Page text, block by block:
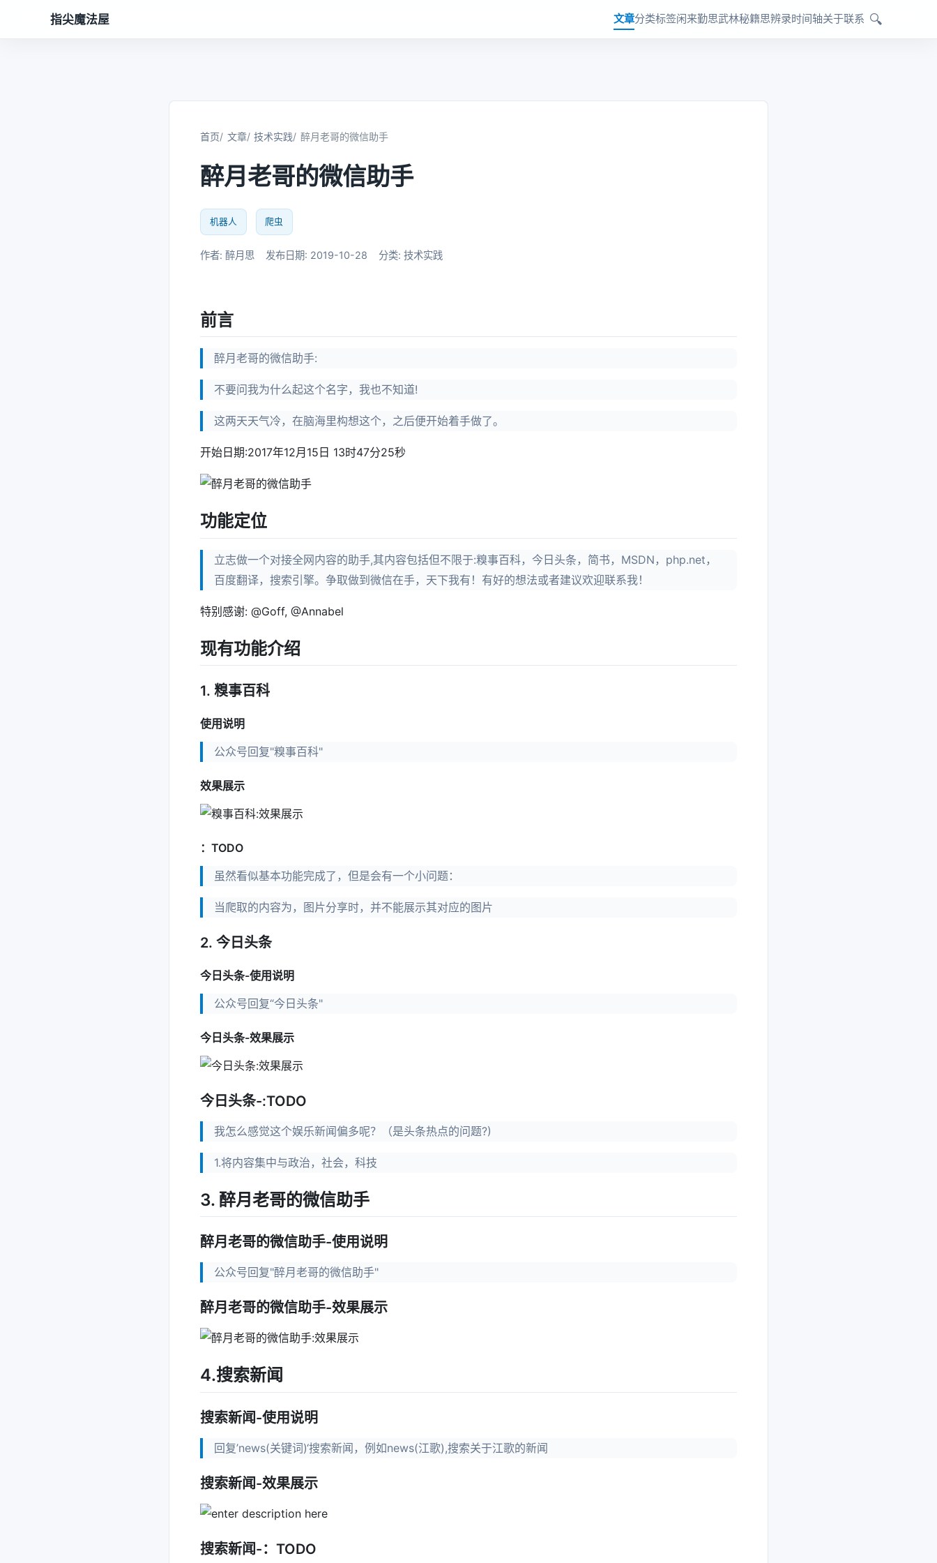
指尖魔法屋 文章分类标签闲来勤思武林秘籍思辨录时间轴关于联系 🔍
首页 文章 技术实践 醉月老哥的微信助手
醉月老哥的微信助手
机器人 爬虫
作者: 醉月思 发布日期: 2019-10-28 分类: 技术实践
前言
醉月老哥的微信助手:
不要问我为什么起这个名字，我也不知道!
这两天天气冷，在脑海里构想这个，之后便开始着手做了。
开始日期:2017年12月15日 13时47分25秒
功能定位
立志做一个对接全网内容的助手,其内容包括但不限于:糗事百科，今日头条，简书，MSDN，php.net，
百度翻译，搜索引擎。争取做到微信在手，天下我有！有好的想法或者建议欢迎联系我！
特别感谢: @Goff, @Annabel
现有功能介绍
1. 糗事百科
使用说明
公众号回复"糗事百科"
效果展示
：TODO
虽然看似基本功能完成了，但是会有一个小问题：
当爬取的内容为，图片分享时，并不能展示其对应的图片
2. 今日头条
今日头条-使用说明
公众号回复“今日头条"
今日头条-效果展示
今日头条-:TODO
我怎么感觉这个娱乐新闻偏多呢？（是头条热点的问题?)
1.将内容集中与政治，社会，科技
3. 醉月老哥的微信助手
醉月老哥的微信助手-使用说明
公众号回复"醉月老哥的微信助手"
醉月老哥的微信助手-效果展示
4.搜索新闻
搜索新闻-使用说明
回复’news(关键词)‘搜索新闻，例如news(江歌),搜索关于江歌的新闻
搜索新闻-效果展示
搜索新闻-：TODO